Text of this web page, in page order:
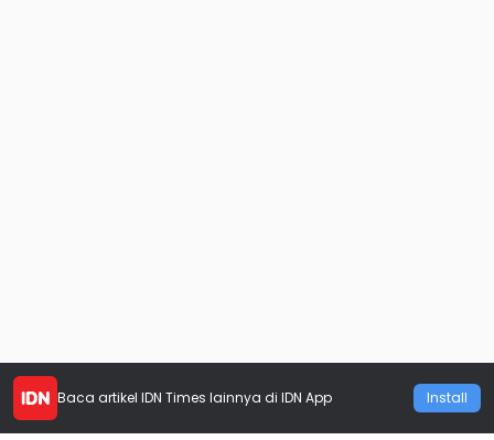
Baca artikel IDN Times lainnya di IDN App Install